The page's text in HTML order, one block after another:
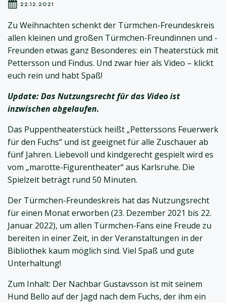
22.12.2021
Zu Weihnachten schenkt der Türmchen-Freundeskreis
allen kleinen und großen Türmchen-Freundinnen und -
Freunden etwas ganz Besonderes: ein Theaterstück mit
Pettersson und Findus. Und zwar hier als Video – klickt
euch rein und habt Spaß!
Update: Das Nutzungsrecht für das Video ist
inzwischen abgelaufen.
Das Puppentheaterstück heißt „Petterssons Feuerwerk
für den Fuchs“ und ist geeignet für alle Zuschauer ab
fünf Jahren. Liebevoll und kindgerecht gespielt wird es
vom „marotte-Figurentheater“ aus Karlsruhe. Die
Spielzeit beträgt rund 50 Minuten.
Der Türmchen-Freundeskreis hat das Nutzungsrecht
für einen Monat erworben (23. Dezember 2021 bis 22.
Januar 2022), um allen Türmchen-Fans eine Freude zu
bereiten in einer Zeit, in der Veranstaltungen in der
Bibliothek kaum möglich sind. Viel Spaß und gute
Unterhaltung!
Zum Inhalt: Der Nachbar Gustavsson ist mit seinem
Hund Bello auf der Jagd nach dem Fuchs, der ihm ein